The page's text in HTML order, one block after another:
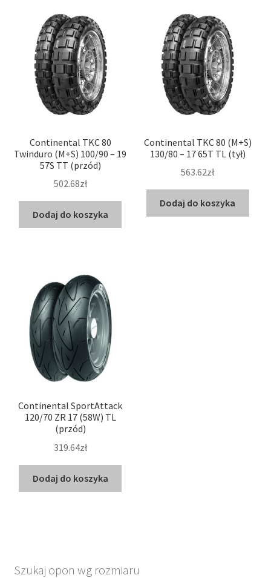
Continental TKC 80
Twinduro (M+S) 100/90 – 19
57S TT (przód)
502.68zł
Dodaj do koszyka
Continental TKC 80 (M+S)
130/80 – 17 65T TL (tył)
563.62zł
Dodaj do koszyka
Continental SportAttack
120/70 ZR 17 (58W) TL
(przód)
319.64zł
Dodaj do koszyka
Szukaj opon wg rozmiaru